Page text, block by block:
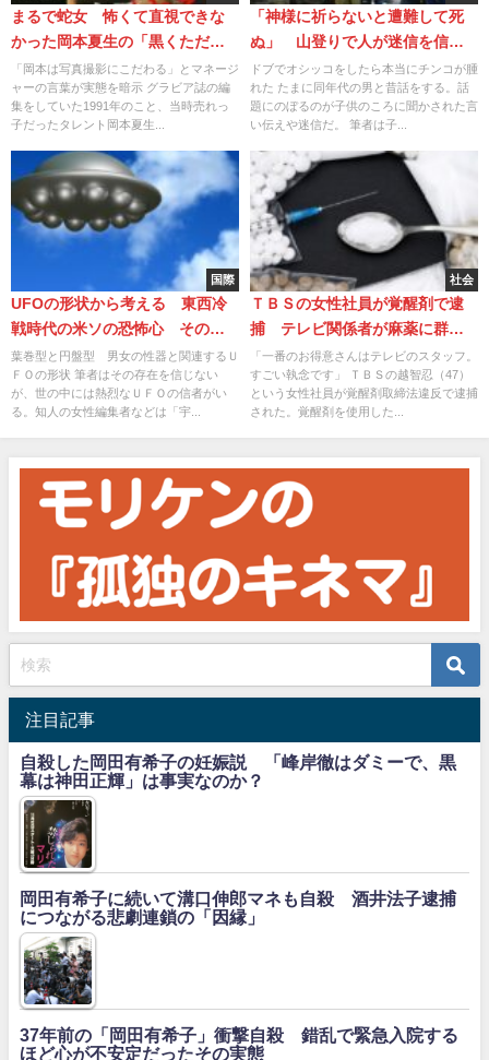
まるで蛇女 怖くて直視できな
かった岡本夏生の「黒くただれ
た」すっぴん顔
「岡本は写真撮影にこだわる」とマネージ
ャーの言葉が実態を暗示 グラビア誌の編
集をしていた1991年のこと、当時売れっ
子だったタレント岡本夏生...
「神様に祈らないと遭難して死
ぬ」 山登りで人が迷信を信じ
るワケ
ドブでオシッコをしたら本当にチンコが腫
れた たまに同年代の男と昔話をする。話
題にのぼるのが子供のころに聞かされた言
い伝えや迷信だ。 筆者は子...
国際
UFOの形状から考える 東西冷
戦時代の米ソの恐怖心 その深
刻な対立
葉巻型と円盤型 男女の性器と関連するＵ
ＦＯの形状 筆者はその存在を信じない
が、世の中には熱烈なＵＦＯの信者がい
る。知人の女性編集者などは「宇...
社会
ＴＢＳの女性社員が覚醒剤で逮
捕 テレビ関係者が麻薬に群が
る無軌道な実態
「一番のお得意さんはテレビのスタッフ。
すごい執念です」 ＴＢＳの越智忍（47）
という女性社員が覚醒剤取締法違反で逮捕
された。覚醒剤を使用した...
注目記事
自殺した岡田有希子の妊娠説 「峰岸徹はダミーで、黒
幕は神田正輝」は事実なのか？
岡田有希子に続いて溝口伸郎マネも自殺 酒井法子逮捕
につながる悲劇連鎖の「因縁」
37年前の「岡田有希子」衝撃自殺 錯乱で緊急入院する
ほど心が不安定だったその実態